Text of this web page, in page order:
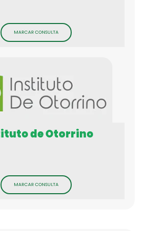
MARCAR CONSULTA
de Otorrino
MARCAR CONSULTA